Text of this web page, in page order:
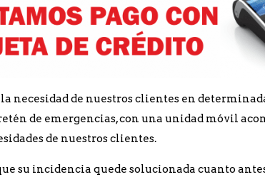
necesidad de nuestros clientes en
de emergencias, con una unidad móvil
de nuestros clientes.
su incidencia quede solucionada cuanto